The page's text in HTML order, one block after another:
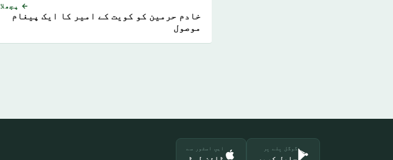
← پچھلا
خادم حرمين کو کویت کے امیر کا ایک پیغام
موصول
گوگل پلے پر ایپ اسٹور سے